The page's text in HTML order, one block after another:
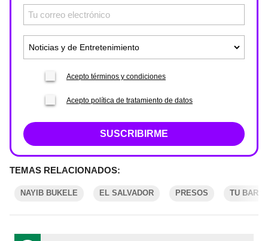
Acepto términos y condiciones
Acepto política de tratamiento de datos
SUSCRIBIRME
TEMAS RELACIONADOS:
NAYIB BUKELE EL SALVADOR PRESOS TU